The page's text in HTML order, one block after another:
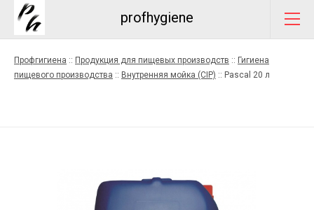
profhygiene
Профгигиена :: Продукция для пищевых производств :: Гигиена
пищевого производства :: Внутренняя мойка (CIP) :: Pascal 20 л